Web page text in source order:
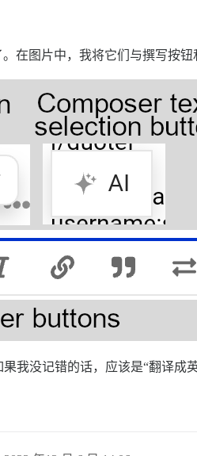
在图片中，我将它们与撰写按
我没记错的话，应该是“翻译成